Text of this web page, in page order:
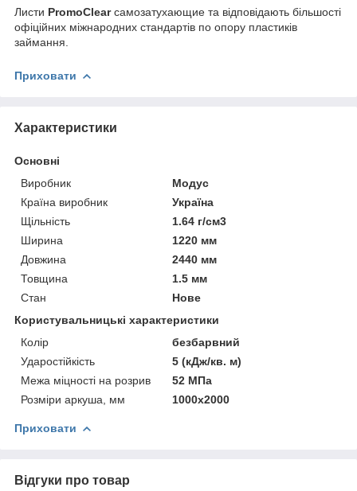
Листи PromoClearсамозатухающие та відповідають більшості
офіційних міжнародних стандартів по опору пластиків
займання.
Приховати
Характеристики
Основні
Виробник
Модус
Країна виробник
Україна
Щільність
1.64 г/см3
Ширина
1220 мм
Довжина
2440 мм
Товщина
1.5 мм
Стан
Нове
Користувальницькі характеристики
Колір
безбарвний
Ударостійкість
5 (кДж/кв. м)
Межа міцності на розрив
52 МПа
Розміри аркуша, мм
1000х2000
Приховати
Відгуки про товар